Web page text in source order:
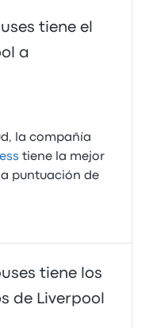
tiene el
a
la compañía
tiene la mejor
puntuación de
tiene los
de Liverpool